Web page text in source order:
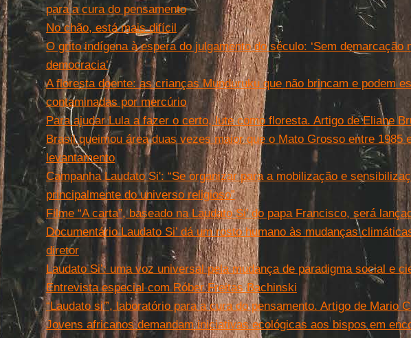
para a cura do pensamento
No chão, está mais difícil
O grito indígena à espera do julgamento do século: ‘Sem demarcação
democracia’
A floresta doente: as crianças Munduruku que não brincam e podem
contaminadas por mercúrio
Para ajudar Lula a fazer o certo, lute como floresta. Artigo de Eliane
Brasil queimou área duas vezes maior que o Mato Grosso entre 1985
levantamento
Campanha Laudato Si': “Se organizar para a mobilização e
principalmente do universo religioso”
Filme “A carta”, baseado na Laudato Si’ do papa Francisco, será
Documentário Laudato Si’ dá um rosto humano às mudanças
diretor
Laudato Si’: uma voz universal pela mudança de paradigma social e
Entrevista especial com Róber Freitas Bachinski
“Laudato si'”, laboratório para a cura do pensamento. Artigo de Mario
Jovens africanos demandam iniciativas ecológicas aos bispos em